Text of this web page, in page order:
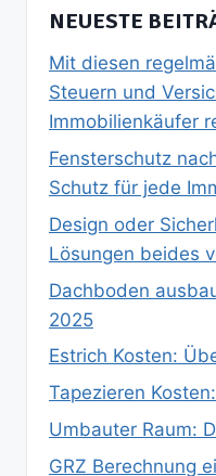
NEUESTE
Mit diesen
Steuern und
Immobilienkäufer
Fensterschutz
Schutz für jede
Design oder
Lösungen beides
Dachboden
2025
Estrich Kosten:
Tapezieren
Umbauter Raum:
GRZ Berechnung